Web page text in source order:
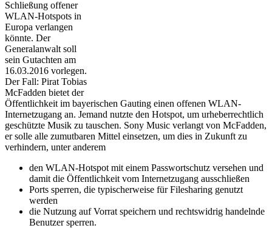
Schließung offener
WLAN-Hotspots in
Europa verlangen
könnte. Der
Generalanwalt soll
sein Gutachten am
16.03.2016 vorlegen.
Der Fall: Pirat Tobias
McFadden bietet der
Öffentlichkeit im bayerischen Gauting einen offenen WLAN-
Internetzugang an. Jemand nutzte den Hotspot, um urheberrechtlich
geschützte Musik zu tauschen. Sony Music verlangt von McFadden,
er solle alle zumutbaren Mittel einsetzen, um dies in Zukunft zu
verhindern, unter anderem
den WLAN-Hotspot mit einem Passwortschutz versehen und
damit die Öffentlichkeit vom Internetzugang ausschließen
Ports sperren, die typischerweise für Filesharing genutzt
werden
die Nutzung auf Vorrat speichern und rechtswidrig handelnde
Benutzer sperren.